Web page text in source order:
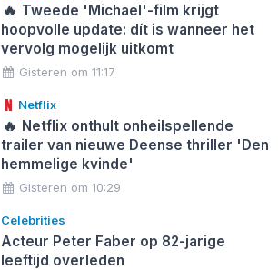
🔥 Tweede 'Michael'-film krijgt
hoopvolle update: dít is wanneer het
vervolg mogelijk uitkomt
Gisteren om 11:17
Netflix
🔥 Netflix onthult onheilspellende
trailer van nieuwe Deense thriller 'Den
hemmelige kvinde'
Gisteren om 10:29
Celebrities
Acteur Peter Faber op 82-jarige
leeftijd overleden